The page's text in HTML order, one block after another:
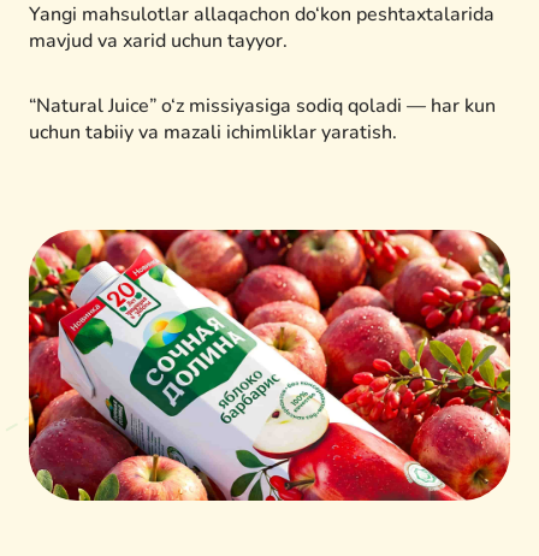
Yangi mahsulotlar allaqachon do‘kon peshtaxtalarida
mavjud va xarid uchun tayyor.
“Natural Juice” o‘z missiyasiga sodiq qoladi — har kun
uchun tabiiy va mazali ichimliklar yaratish.